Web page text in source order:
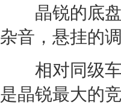
晶锐的底盘
杂音，悬挂的
相对同级车
是晶锐最大的